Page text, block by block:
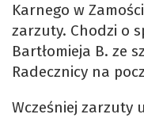
Karnego w
zarzuty. Chodzi o
Bartłomieja B. ze
Radecznicy na
Wcześniej zarzuty